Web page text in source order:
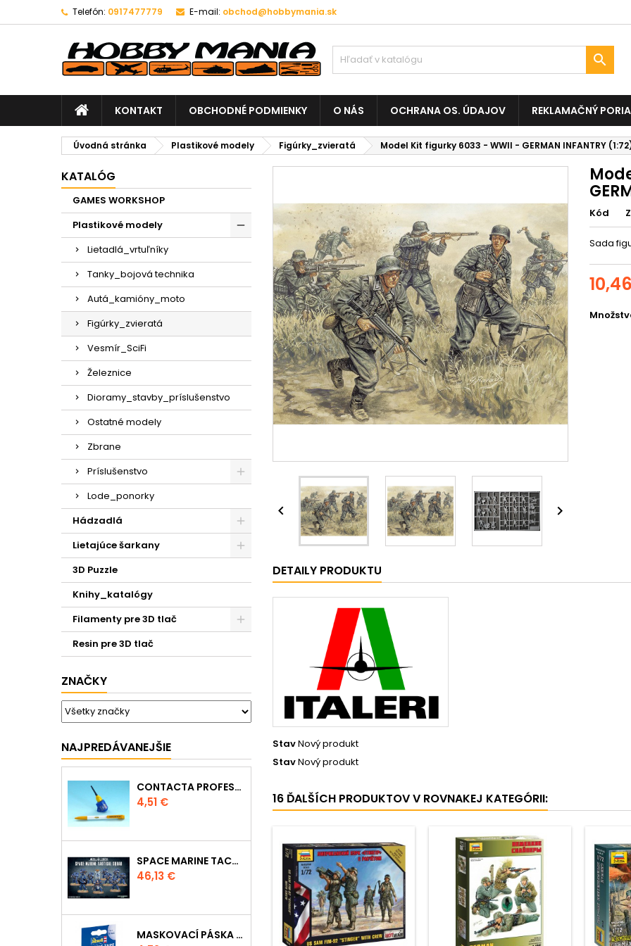
Telefón: 0917477779 E-mail: obchod@hobbymania.sk

KONTAKT OBCHODNÉ PODMIENKY O NÁS OCHRANA OS. ÚDAJOV REKLAMAČNÝ
Úvodná stránka Plastikové modely Figúrky_zvieratá Model Kit figurky 6033 - WWII - GERMAN INFANTRY
KATALÓG
GAMES WORKSHOP
Plastikové modely
Lietadlá_vrtuľníky
Tanky_bojová technika
Autá_kamióny_moto
Figúrky_zvieratá
Vesmír_SciFi
Železnice
Dioramy_stavby_príslušenstvo
Ostatné modely
Zbrane
Príslušenstvo
Lode_ponorky
Hádzadlá
Lietajúce šarkany
3D Puzzle
Knihy_katalógy
Filamenty pre 3D tlač
Resin pre 3D tlač
ZNAČKY
NAJPREDÁVANEJŠIE
CONTACTA PROFESSIONAL MINI 39608 - 12,5G
Cena
4,51 €
SPACE MARINE TACTICAL SQUAD
Cena
46,13 €
MASKOVACÍ PÁSKA 39695 - 10MM
 
Kód
Sada
DETAILY PRODUKTU
StavNový produkt
StavNový produkt
16 ĎALŠÍCH PRODUKTOV V ROVNAKEJ KATEGÓRII: